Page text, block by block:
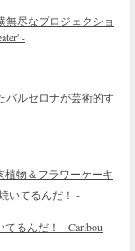
無尽なプロジェクショ
-
バルセロナが芸術的す
植物＆フラワーケーキ
るんだ！ - Caribou